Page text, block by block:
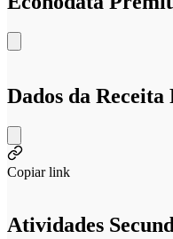
Dados da Receita
Copiar link
Atividades